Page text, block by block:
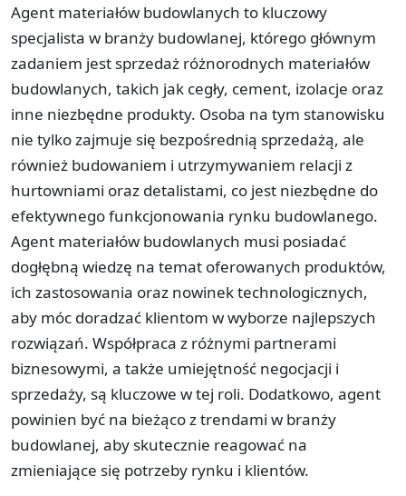
Agent materiałów budowlanych to kluczowy
specjalista w branży budowlanej, którego głównym
zadaniem jest sprzedaż różnorodnych materiałów
budowlanych, takich jak cegły, cement, izolacje oraz
inne niezbędne produkty. Osoba na tym stanowisku
nie tylko zajmuje się bezpośrednią sprzedażą, ale
również budowaniem i utrzymywaniem relacji z
hurtowniami oraz detalistami, co jest niezbędne do
efektywnego funkcjonowania rynku budowlanego.
Agent materiałów budowlanych musi posiadać
dogłębną wiedzę na temat oferowanych produktów,
ich zastosowania oraz nowinek technologicznych,
aby móc doradzać klientom w wyborze najlepszych
rozwiązań. Współpraca z różnymi partnerami
biznesowymi, a także umiejętność negocjacji i
sprzedaży, są kluczowe w tej roli. Dodatkowo, agent
powinien być na bieżąco z trendami w branży
budowlanej, aby skutecznie reagować na
zmieniające się potrzeby rynku i klientów.